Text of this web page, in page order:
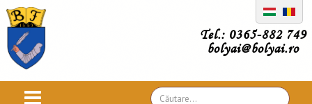
Tel.: 0365-882 749
bolyai@bolyai.ro
Căutare